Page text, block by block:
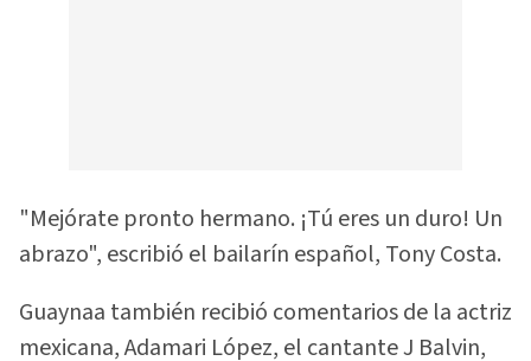
"Mejórate pronto hermano. ¡Tú eres un duro! Un
abrazo", escribió el bailarín español, Tony Costa.
Guaynaa también recibió comentarios de la actriz
mexicana, Adamari López, el cantante J Balvin,